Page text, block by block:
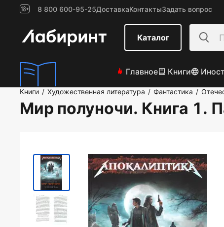
8 800 600-95-25ДоставкаКонтактыЗадать вопрос
Каталог
Главное Книги
Книги / Художественная литература / Фантастика /
Мир полуночи. Книга 1.